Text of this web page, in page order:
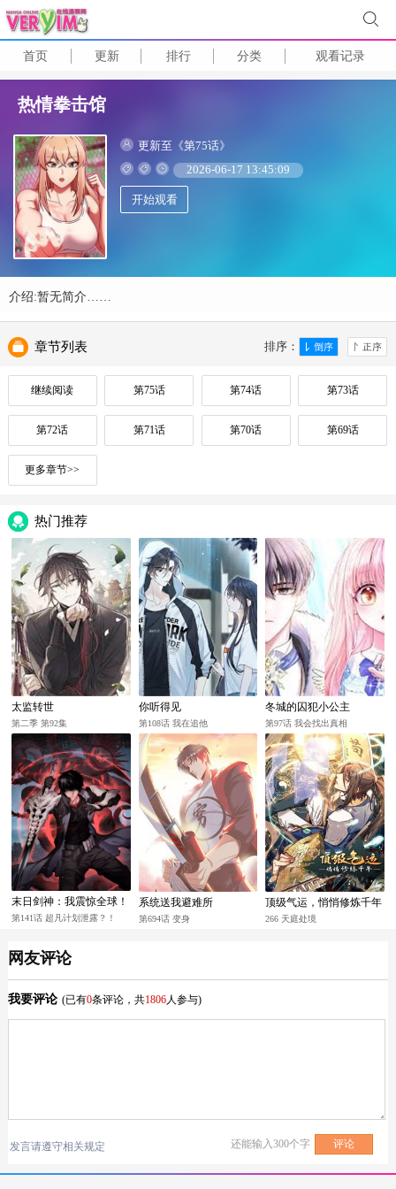
首页 更新 排行 分类 观看记录
热情拳击馆
更新至《第75话》
2026-06-17 13:45:09
开始观看
介绍:暂无简介……
排序：
章节列表
继续阅读 第75话 第74话 第73话
第72话 第71话 第70话 第69话
更多章节>>
热门推荐
太监转世
第二季 第92集
你听得见
第108话 我在追他
冬城的囚犯小公主
第97话 我会找出真相
末日剑神：我震惊全球！
第141话 超凡计划泄露？！
系统送我避难所
第694话 变身
顶级气运，悄悄修炼千年
266 天庭处境
网友评论
我要评论 (已有0条评论，共1806人参与)
发言请遵守相关规定 还能输入300个字